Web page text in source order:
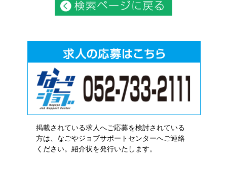
掲載されている求人へご応募を検討されている
方は、なごやジョブサポートセンターへご連絡
ください。紹介状を発行いたします。